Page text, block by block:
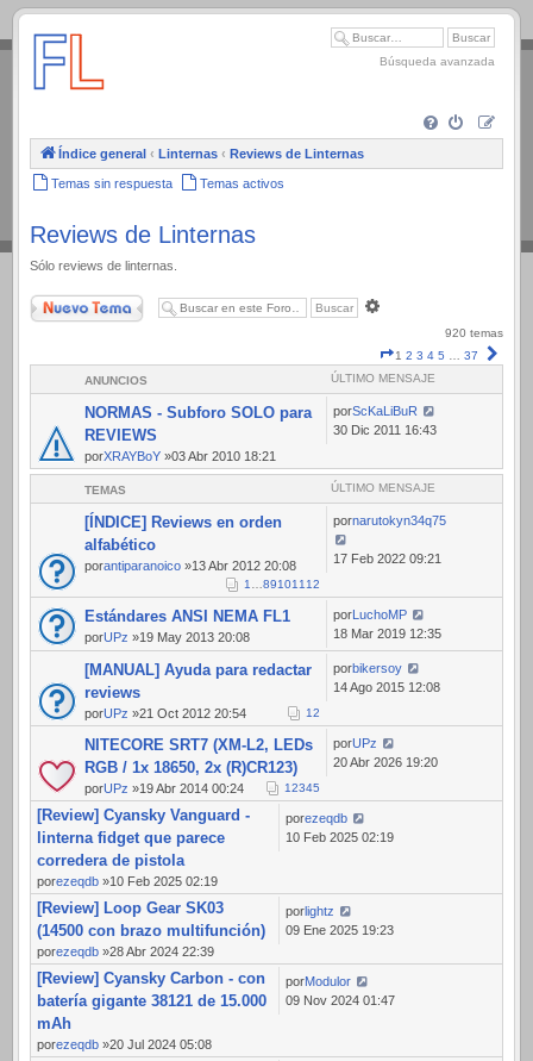
.
Búsqueda avanzada
Índice general ‹ Linternas ‹ Reviews de Linternas
Temas sin respuesta Temas activos
Reviews de Linternas
Sólo reviews de linternas.
Nuevo Tema
920 temas
Página
1
37
1 2 3 4 5 … 37
ANUNCIOS ÚLTIMO MENSAJE
NORMAS - Subforo SOLO para
REVIEWS
porXRAYBoY »03 Abr 2010 18:21
porScKaLiBuR
30 Dic 2011 16:43
TEMAS ÚLTIMO MENSAJE
[ÍNDICE] Reviews en orden
alfabético
porantiparanoico »13 Abr 2012 20:08
1…89101112
pornarutokyn34q75
17 Feb 2022 09:21
Estándares ANSI NEMA FL1
porUPz »19 May 2013 20:08
por LuchoMP
18 Mar 2019 12:35
[MANUAL] Ayuda para redactar
reviews
porUPz »21 Oct 2012 20:54 12
porbikersoy
14 Ago 2015 12:08
NITECORE SRT7 (XM-L2, LEDs
RGB / 1x 18650, 2x (R)CR123)
porUPz »19 Abr 2014 00:24 12345
porUPz
20 Abr 2026 19:20
[Review] Cyansky Vanguard -
linterna fidget que parece
corredera de pistola
porezeqdb »10 Feb 2025 02:19
porezeqdb
10 Feb 2025 02:19
[Review] Loop Gear SK03
(14500 con brazo multifunción)
porezeqdb »28 Abr 2024 22:39
porlightz
09 Ene 2025 19:23
[Review] Cyansky Carbon - con
batería gigante 38121 de 15.000
mAh
porezeqdb »20 Jul 2024 05:08
porModulor
09 Nov 2024 01:47